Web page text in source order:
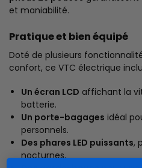
et maniabilité.
Pratique et bien équipé
Doté de plusieurs
confort, ce VTC électrique
Un écran LCD affichant la
batterie.
Un porte-bagages idéal
personnels.
Des phares LED puissants,
nocturnes.